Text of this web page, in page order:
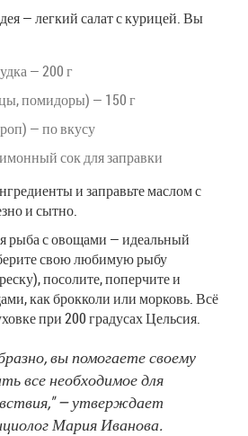
— легкий салат с курицей. Вы
— 200 г
помидоры) — 150 г
— по вкусу
сок для заправки
и заправьте маслом с
и сытно.
рыба с овощами — идеальный
свою любимую рыбу
посолите, поперчите и
как брокколи или морковь. Всё
при 200 градусах Цельсия.
вы помогаете своему
все необходимое для
— утверждает
Мария Иванова.